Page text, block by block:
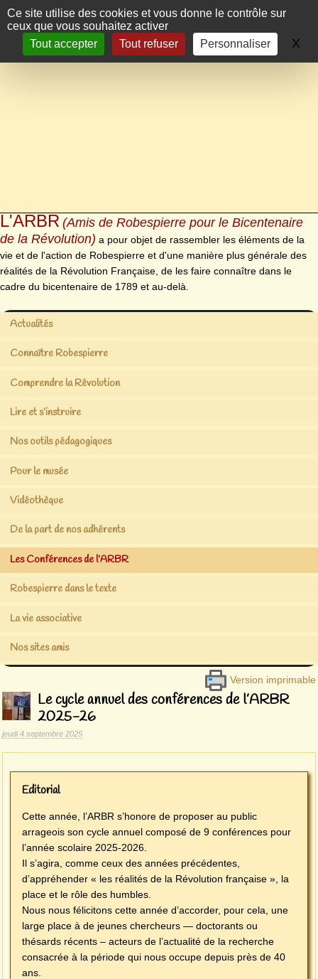
Panneau de gestion des cookies
Ce site utilise des cookies et vous donne le contrôle sur
ceux que vous souhaitez activer
Tout accepter
Tout refuser Personnaliser X
L'ARBR (Amis de Robespierre pour le Bicentenaire
de la Révolution) a pour objet de rassembler les éléments de la
vie et de l'action de Robespierre et d'une manière plus générale des
réalités de la Révolution Française, de les faire connaître dans le
cadre du bicentenaire de 1789 et au-delà.
Actualités
Connaître Robespierre
Comprendre la Révolution
Lire et s’instruire
Nos outils pédagogiques
Pour le musée
Vidéothèque
De la part de nos adhérents
Les Conférences de l’ARBR
Robespierre dans le texte
La vie associative
Nos sites amis
Version imprimable
Le cycle annuel des conférences de l’ARBR
2025-26
jeudi 4 septembre 2025
Editorial
Cette année, l’ARBR s’honore de proposer au public
arrageois son cycle annuel composé de 9 conférences pour
l’année scolaire 2025-2026.
Il s’agira, comme ceux des années précédentes,
d’appréhender « les réalités de la Révolution française », la
place et le rôle des humbles.
Nous nous félicitons cette année d’accorder, pour cela, une
large place à de jeunes chercheurs — doctorants ou
thésards récents – acteurs de l’actualité de la recherche
consacrée à la période qui nous occupe depuis près de 40
ans.